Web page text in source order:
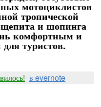
мотоциклистов
тропической
и шопинга
комфортным и
туристов.
в evernote